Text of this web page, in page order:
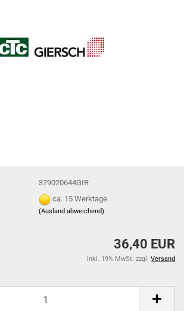
379020644GIR
ca. 15 Werktage
(Ausland abweichend)
36,40 EUR
inkl. 19% MwSt. zzgl. Versand